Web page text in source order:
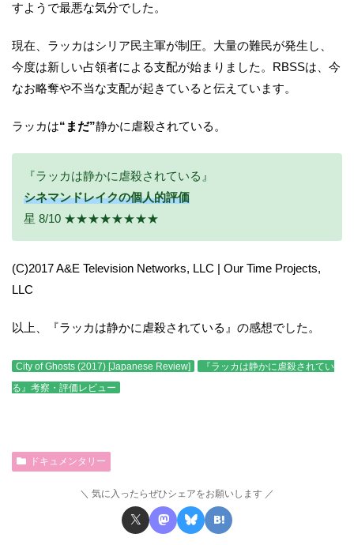
すようで最悪な気分でした。
現在、ラッカはシリア民主軍が制圧。大量の難民が発生し、
今度は新しい占領者による支配が始まりました。RBSSは、今
なお略奪や不当な支配が起きていると伝えています。
ラッカは“まだ”静かに虐殺されている。
『ラッカは静かに虐殺されている』
シネマンドレイクの個人的評価
星 8/10 ★★★★★★★★
(C)2017 A&E Television Networks, LLC | Our Time Projects,
LLC
以上、『ラッカは静かに虐殺されている』の感想でした。
City of Ghosts (2017) [Japanese Review]
『ラッカは静かに虐殺されてい
る』考察・評価レビュー
ドキュメンタリー
気に入ったらぜひシェアをお願いします